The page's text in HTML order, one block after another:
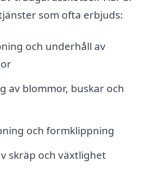
som ofta erbjuds:
och underhåll av
av blommor, buskar och
och formklippning
skräp och växtlighet